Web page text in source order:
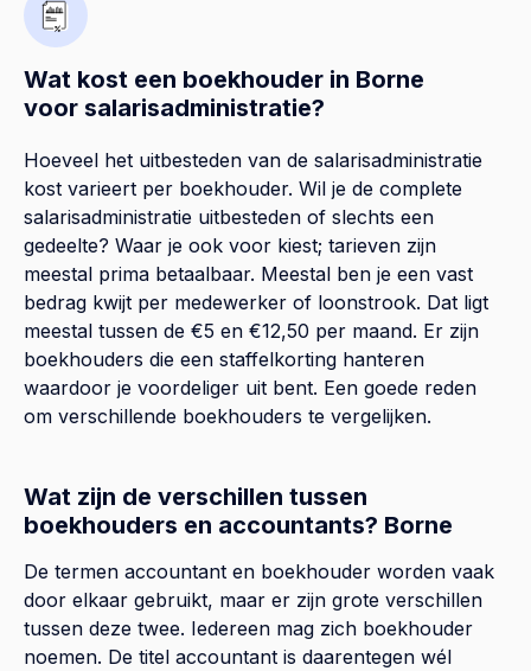
Wat kost een boekhouder in Borne
voor salarisadministratie?
Hoeveel het uitbesteden van de salarisadministratie
kost varieert per boekhouder. Wil je de complete
salarisadministratie uitbesteden of slechts een
gedeelte? Waar je ook voor kiest; tarieven zijn
meestal prima betaalbaar. Meestal ben je een vast
bedrag kwijt per medewerker of loonstrook. Dat ligt
meestal tussen de €5 en €12,50 per maand. Er zijn
boekhouders die een staffelkorting hanteren
waardoor je voordeliger uit bent. Een goede reden
om verschillende boekhouders te vergelijken.
Wat zijn de verschillen tussen
boekhouders en accountants? Borne
De termen accountant en boekhouder worden vaak
door elkaar gebruikt, maar er zijn grote verschillen
tussen deze twee. Iedereen mag zich boekhouder
noemen. De titel accountant is daarentegen wél